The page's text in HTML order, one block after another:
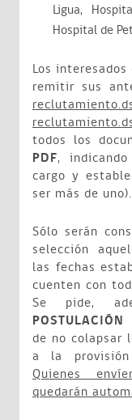
Ligua,
Hospital de
Los
remitir sus
todos los
PDF,
cargo y
ser más de uno).
Sólo serán
selección
las fechas
cuenten con
Se pide,
POSTULACIÓN
de no colapsar
a la
Quienes
quedarán